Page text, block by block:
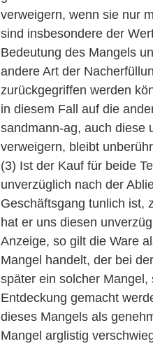
verweigern, wenn sie nur
sind insbesondere der
Bedeutung des Mangels
andere Art der
zurückgegriffen werden
in diesem Fall auf die
sandmann-ag, auch diese
verweigern, bleibt
(3) Ist der Kauf für beide
unverzüglich nach der
Geschäftsgang tunlich ist,
hat er uns diesen
Anzeige, so gilt die Ware
Mangel handelt, der bei
später ein solcher
Entdeckung gemacht
dieses Mangels als
Mangel arglistig